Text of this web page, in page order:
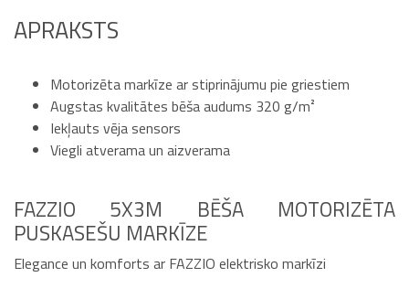
APRAKSTS
Motorizēta markīze ar stiprinājumu pie griestiem
Augstas kvalitātes bēša audums 320 g/m²
Iekļauts vēja sensors
Viegli atverama un aizverama
FAZZIO 5X3M BĒŠA MOTORIZĒTA
PUSKASEŠU MARKĪZE
Elegance un komforts ar FAZZIO elektrisko markīzi